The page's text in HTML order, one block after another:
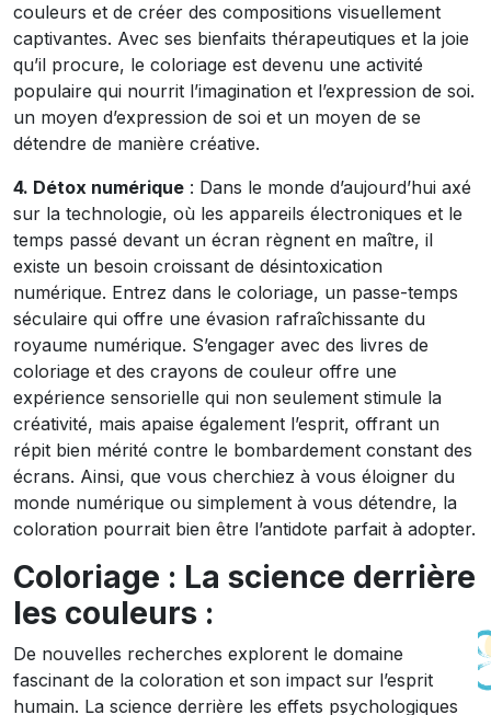
couleurs et de créer des compositions visuellement
captivantes. Avec ses bienfaits thérapeutiques et la joie
qu’il procure, le coloriage est devenu une activité
populaire qui nourrit l’imagination et l’expression de soi.
un moyen d’expression de soi et un moyen de se
détendre de manière créative.
4. Détox numérique : Dans le monde d’aujourd’hui axé
sur la technologie, où les appareils électroniques et le
temps passé devant un écran règnent en maître, il
existe un besoin croissant de désintoxication
numérique. Entrez dans le coloriage, un passe-temps
séculaire qui offre une évasion rafraîchissante du
royaume numérique. S’engager avec des livres de
coloriage et des crayons de couleur offre une
expérience sensorielle qui non seulement stimule la
créativité, mais apaise également l’esprit, offrant un
répit bien mérité contre le bombardement constant des
écrans. Ainsi, que vous cherchiez à vous éloigner du
monde numérique ou simplement à vous détendre, la
coloration pourrait bien être l’antidote parfait à adopter.
Coloriage : La science derrière
les couleurs :
De nouvelles recherches explorent le domaine
fascinant de la coloration et son impact sur l’esprit
humain. La science derrière les effets psychologiques